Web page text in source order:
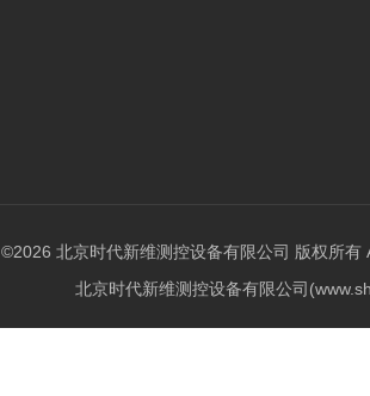
©2026 北京时代新维测控设备有限公司 版权所有
北京时代新维测控设备有限公司